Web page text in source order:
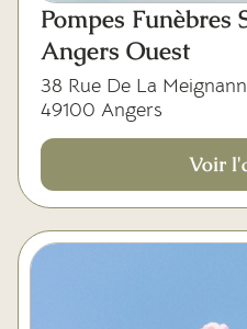
Pompes
Angers Ouest
38 Rue De La
49100 Angers
Voir